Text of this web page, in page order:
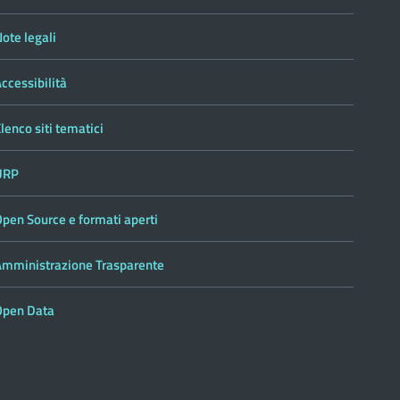
legali
siti tematici
Source e formati aperti
Trasparente
Data